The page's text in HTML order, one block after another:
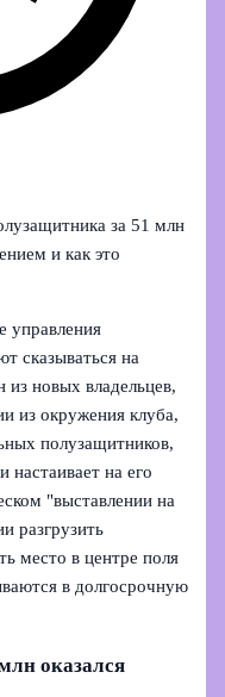
за 51 млн
и как это
управления
сказываться на
новых владельцев,
из окружения клуба,
полузащитников,
на его
"выставлении на
разгрузить
место в центре поля
в долгосрочную
оказался